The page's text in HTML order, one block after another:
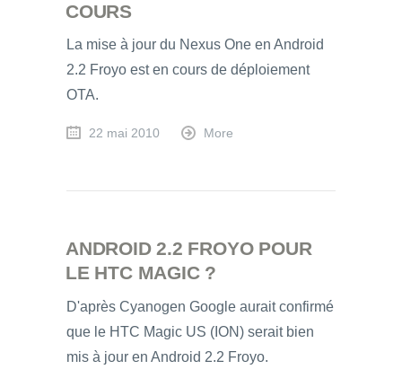
COURS
La mise à jour du Nexus One en Android
2.2 Froyo est en cours de déploiement
OTA.
22 mai 2010 More
ANDROID 2.2 FROYO POUR
LE HTC MAGIC ?
D'après Cyanogen Google aurait confirmé
que le HTC Magic US (ION) serait bien
mis à jour en Android 2.2 Froyo.